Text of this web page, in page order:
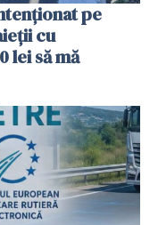
pe
cu
lei să mă